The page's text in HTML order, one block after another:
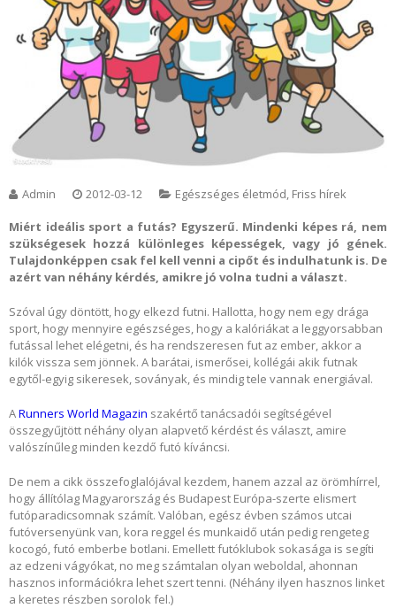
Admin 2012-03-12 Egészséges életmód Friss hírek
Miért ideális sport a futás? Egyszerű. Mindenki képes rá, nem
szükségesek hozzá különleges képességek, vagy jó gének.
Tulajdonképpen csak fel kell venni a cipőt és indulhatunk is. De
azért van néhány kérdés, amikre jó volna tudni a választ.
Szóval úgy döntött, hogy elkezd futni. Hallotta, hogy nem egy drága
sport, hogy mennyire egészséges, hogy a kalóriákat a leggyorsabban
futással lehet elégetni, és ha rendszeresen fut az ember, akkor a
kilók vissza sem jönnek. A barátai, ismerősei, kollégái akik futnak
egytől-egyig sikeresek, soványak, és mindig tele vannak energiával.
ARunners World Magazin szakértő tanácsadói segítségével
összegyűjtött néhány olyan alapvető kérdést és választ, amire
valószínűleg minden kezdő futó kíváncsi.
De nem a cikk összefoglalójával kezdem, hanem azzal az örömhírrel,
hogy állítólag Magyarország és Budapest Európa-szerte elismert
futóparadicsomnak számít. Valóban, egész évben számos utcai
futóversenyünk van, kora reggel és munkaidő után pedig rengeteg
kocogó, futó emberbe botlani. Emellett futóklubok sokasága is segíti
az edzeni vágyókat, no meg számtalan olyan weboldal, ahonnan
hasznos információkra lehet szert tenni. (Néhány ilyen hasznos linket
a keretes részben sorolok fel.)